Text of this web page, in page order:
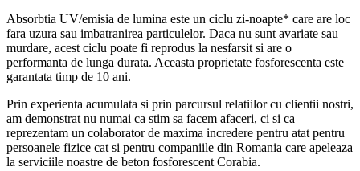
Absorbtia UV/emisia de lumina este un ciclu zi-noapte* care are loc
fara uzura sau imbatranirea particulelor. Daca nu sunt avariate sau
murdare, acest ciclu poate fi reprodus la nesfarsit si are o
performanta de lunga durata. Aceasta proprietate fosforescenta este
garantata timp de 10 ani.
Prin experienta acumulata si prin parcursul relatiilor cu clientii nostri,
am demonstrat nu numai ca stim sa facem afaceri, ci si ca
reprezentam un colaborator de maxima incredere pentru atat pentru
persoanele fizice cat si pentru companiile din Romania care apeleaza
la serviciile noastre de beton fosforescent Corabia.